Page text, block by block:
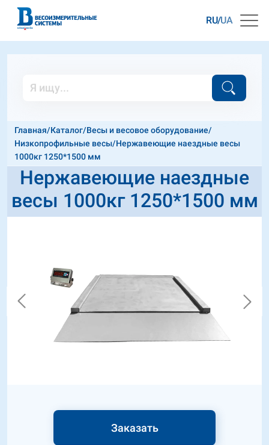
RU UA
Главная/Каталог/Весы и весовое оборудование/
Низкопрофильные весы/Нержавеющие наездные весы
1000кг 1250*1500 мм
Нержавеющие наездные
весы 1000кг 1250*1500 мм
Заказать